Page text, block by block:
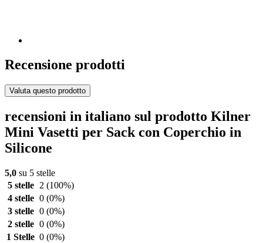
Recensione prodotti
Valuta questo prodotto
recensioni in italiano sul prodotto Kilner
Mini Vasetti per Sack con Coperchio in
Silicone
5,0 su 5 stelle
5 stelle
2 (100%)
4 stelle 0 (0%)
3 stelle 0 (0%)
2 stelle 0 (0%)
1 Stelle 0 (0%)